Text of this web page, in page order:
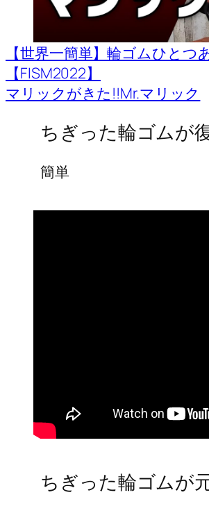
【世界一簡単】輪ゴムひと
【FISM2022】
マリックがきた!!Mr.マリック
ちぎった輪ゴムが
簡単
ちぎった輪ゴムが